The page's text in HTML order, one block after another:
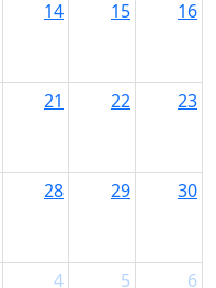
14 15 16
21 22 23
28 29 30
4 5 6